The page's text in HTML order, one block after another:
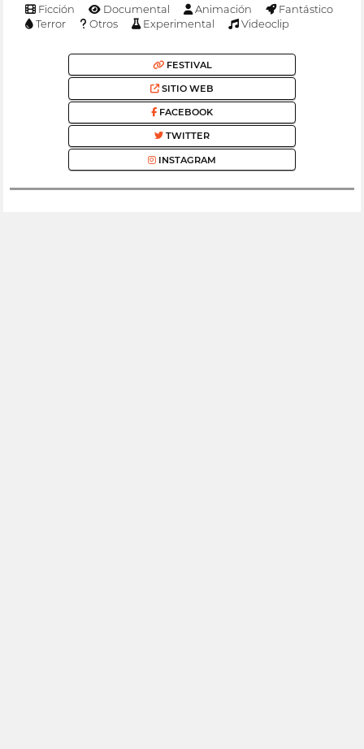
Ficción Documental Animación
Fantástico
Terror
Otros Experimental Videoclip
FESTIVAL
SITIO WEB
FACEBOOK
TWITTER
INSTAGRAM